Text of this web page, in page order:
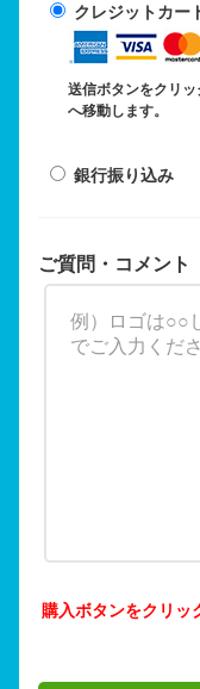
クレジットカー
送信ボタンをクリ
へ移動します。
銀行振り込み
ご質問・コメント
購入ボタンをクリッ